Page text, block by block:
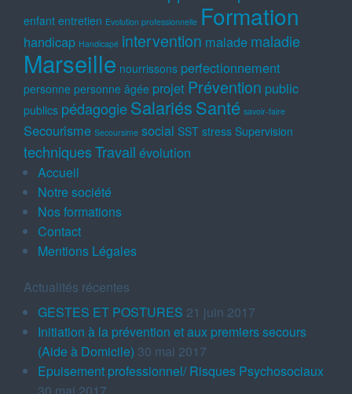
enfant entretien Evolution professionnelle Formation
handicap Handicapé intervention malade maladie
Marseille nourrissons perfectionnement
personne personne âgée projet Prévention public
publics pédagogieSalariésSanté savoir-faire
Secourisme Secoursime social SST stress Supervision
techniquesTravail évolution
Accueil
Notre société
Nos formations
Contact
Mentions Légales
Actualités récentes
GESTES ET POSTURES 21 juin 2017
Initiation à la prévention et aux premiers secours
(Aide à Domicile) 30 mai 2017
Epuisement professionnel/ Risques Psychosociaux